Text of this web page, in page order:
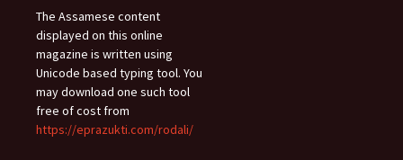
The Assamese content
displayed on this online
magazine is written using
Unicode based typing tool. You
may download one such tool
free of cost from
https://eprazukti.com/rodali/